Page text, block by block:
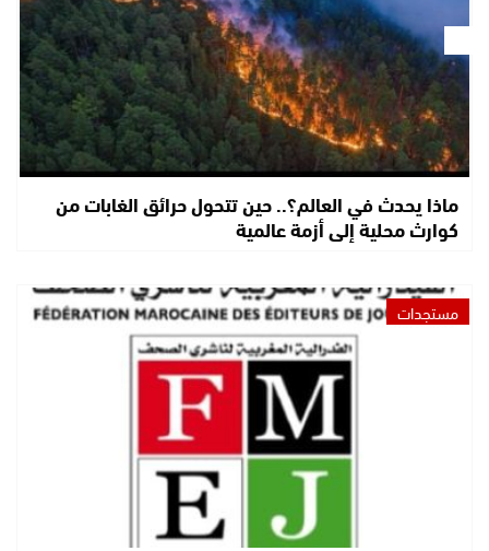
ماذا يحدث في العالم؟.. حين تتحول حرائق الغابات من
كوارث محلية إلى أزمة عالمية
مستجدات